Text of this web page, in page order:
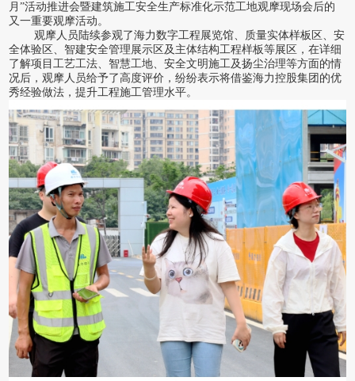
月”活动推进会暨建筑施工安全生产标准化示范工地观摩现场会后的
又一重要观摩活动。
观摩人员陆续参观了海力数字工程展览馆、质量实体样板区、安
全体验区、智建安全管理展示区及主体结构工程样板等展区，在详细
了解项目工艺工法、智慧工地、安全文明施工及扬尘治理等方面的情
况后，观摩人员给予了高度评价，纷纷表示将借鉴海力控股集团的优
秀经验做法，提升工程施工管理水平。